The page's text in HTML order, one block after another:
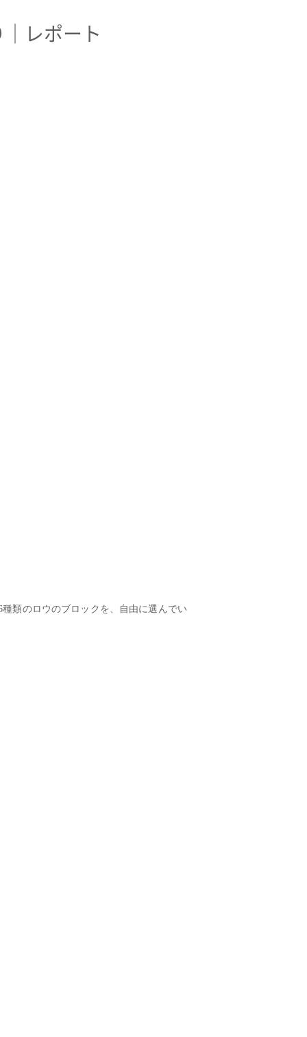
レポート
類のロウのブロックを、自由に選んでい